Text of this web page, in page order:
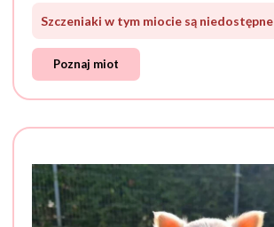
Szczeniaki w tym miocie są niedostępne
Poznaj miot